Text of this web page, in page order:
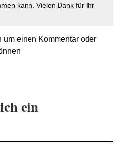
kann. Vielen Dank für Ihr
um einen Kommentar oder
ein